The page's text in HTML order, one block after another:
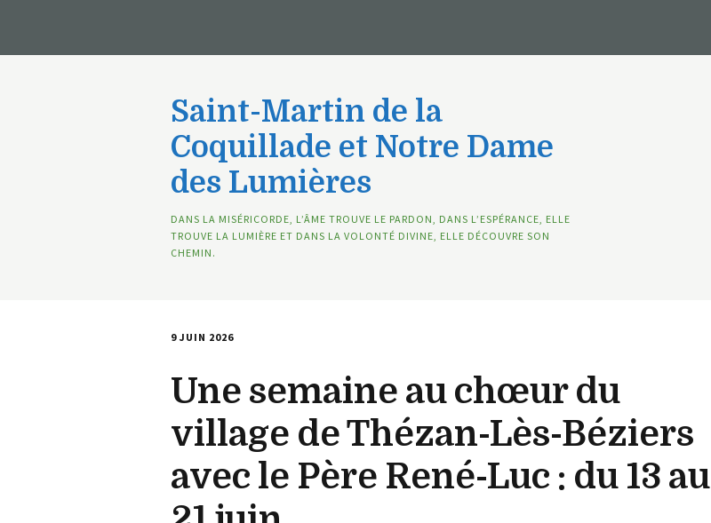
Saint-Martin de la
Coquillade et Notre Dame
des Lumières
DANS LA MISÉRICORDE, L’ÂME TROUVE LE PARDON, DANS L’ESPÉRANCE, ELLE
TROUVE LA LUMIÈRE ET DANS LA VOLONTÉ DIVINE, ELLE DÉCOUVRE SON
CHEMIN.
9 JUIN 2026
Une semaine au chœur du
village de Thézan-Lès-Béziers
avec le Père René-Luc : du 13 au